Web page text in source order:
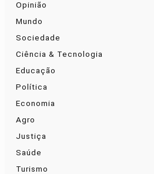
Opinião
Mundo
Sociedade
Ciência & Tecnologia
Educação
Política
Economia
Agro
Justiça
Saúde
Turismo